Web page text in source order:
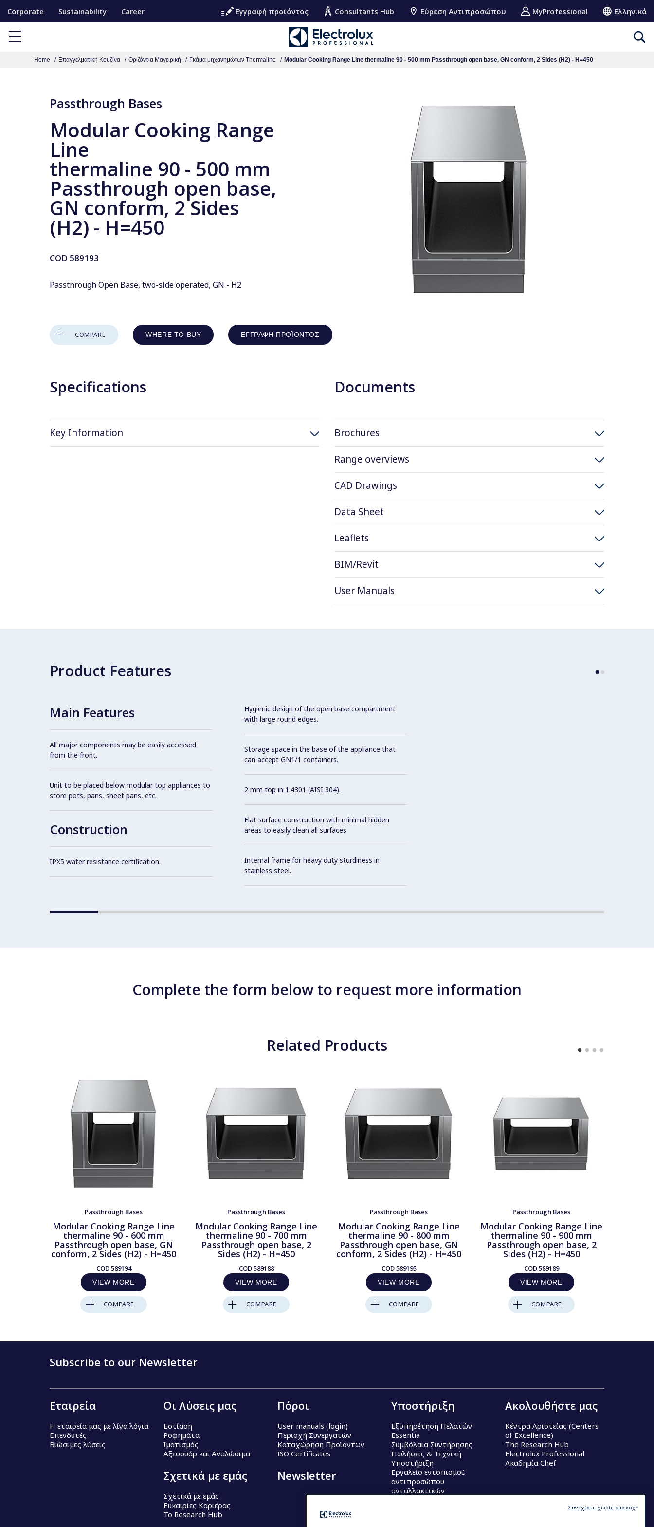
k
Corporate Sustainability Career Εγγραφή προϊόντος Consultants Hub Εύρεση Αντιπροσώπου MyProfessional Ελληνικά
Home Επαγγελματική Κουζίνα Οριζόντια Μαγειρική Γκάμα μηχανημώτων Thermaline Modular Cooking Range Line thermaline 90 - 500 mm Passthrough open base, GN conform, 2 Sides (H2) - H=450
Passthrough Bases
Modular Cooking Range
Line
thermaline 90 - 500 mm
Passthrough open base,
GN conform, 2 Sides
(H2) - H=450
COD 589193
Passthrough Open Base, two-side operated, GN - H2
COMPARE WHERE TO BUY ΕΓΓΡΑΦΉ ΠΡΟΪΌΝΤΟΣ
Specifications
Key Information
Documents
Brochures
Range overviews
CAD Drawings
Data Sheet
Leaflets
BIM/Revit
User Manuals
Product Features
Main Features
All major components may be easily accessed
from the front.
Unit to be placed below modular top appliances to
store pots, pans, sheet pans, etc.
Construction
IPX5 water resistance certification.
Hygienic design of the open base compartment
with large round edges.
Storage space in the base of the appliance that
can accept GN1/1 containers.
2 mm top in 1.4301 (AISI 304).
Flat surface construction with minimal hidden
areas to easily clean all surfaces
Internal frame for heavy duty sturdiness in
stainless steel.
Complete the form below to request more information
Related Products
Passthrough Bases
Modular Cooking Range Line
thermaline 90 - 600 mm
Passthrough open base, GN
conform, 2 Sides (H2) - H=450
COD589194
VIEW MORE
COMPARE
Passthrough Bases
Modular Cooking Range Line
thermaline 90 - 700 mm
Passthrough open base, 2
Sides (H2) - H=450
COD589188
VIEW MORE
COMPARE
Passthrough Bases
Modular Cooking Range Line
thermaline 90 - 800 mm
Passthrough open base, GN
conform, 2 Sides (H2) - H=450
COD589195
VIEW MORE
COMPARE
Passthrough Bases
Modular Cooking Range Line
thermaline 90 - 900 mm
Passthrough open base, 2
Sides (H2) - H=450
COD589189
VIEW MORE
COMPARE
Subscribe to our Newsletter
Εταιρεία
Η εταιρεία μας με λίγα λόγια
Επενδυτές
Βιώσιμες λύσεις
Οι Λύσεις μας
Εστίαση
Ροφημάτα
Ιματισμός
Αξεσουάρ και Αναλώσιμα
Σχετικά με εμάς
Σχετικά με εμάς
Ευκαιρίες Καριέρας
Το Research Hub
Πόροι
User manuals (login)
Περιοχή Συνεργατών
Καταχώρηση Προϊόντων
ISO Certificates
Newsletter
Υποστήριξη
Εξυπηρέτηση Πελατών
Essentia
Συμβόλαια Συντήρησης
Πωλήσεις & Τεχνική
Υποστήριξη
Εργαλείο εντοπισμού
αντιπροσώπου
ανταλλακτικών
Ακολουθήστε μας
Κέντρα Αριστείας (Centers
of Excellence)
The Research Hub
Electrolux Professional
Ακαδημία Chef
Συνεχίστε χωρίς αποδοχή